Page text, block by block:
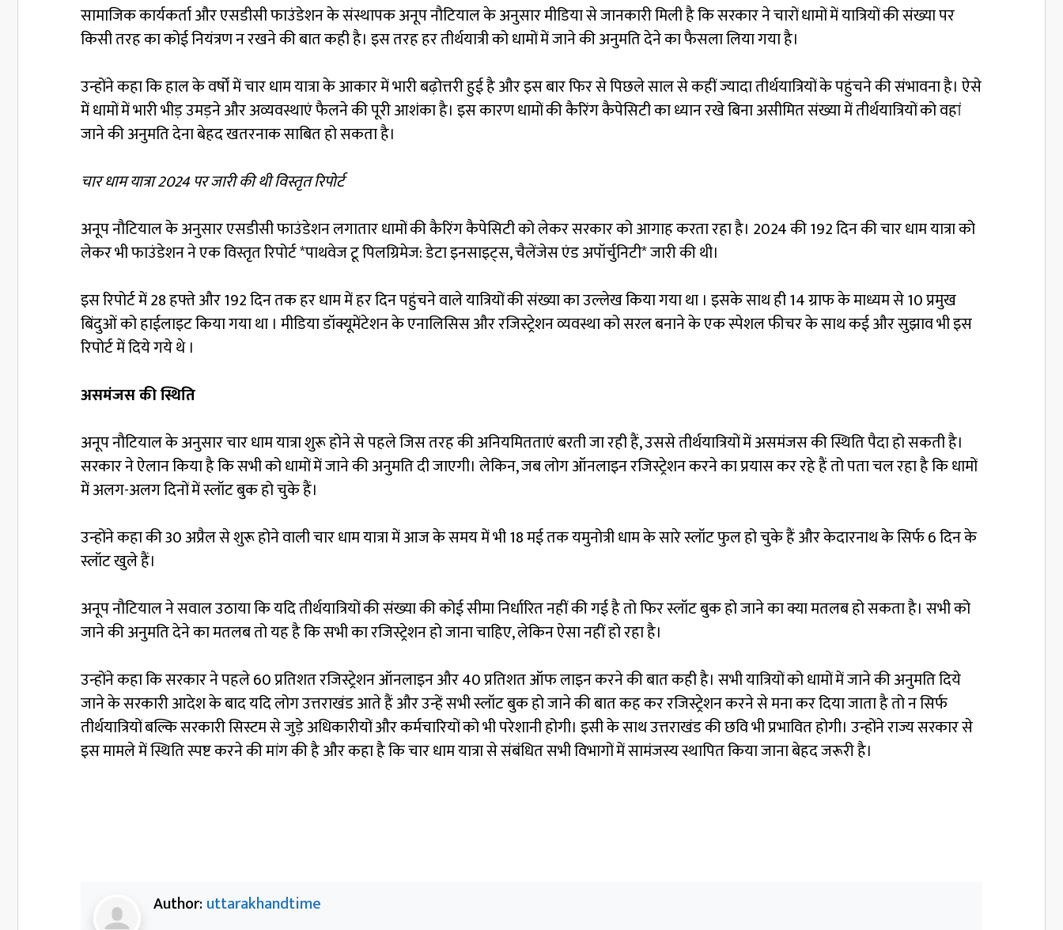
सामाजिक कार्यकर्ता और एसडीसी फाउंडेशन के संस्थापक अनूप नौटियाल के अनुसार मीडिया से जानकारी मिली है कि सरकार ने चारों धामों में यात्रियों की संख्या पर
किसी तरह का कोई नियंत्रण न रखने की बात कही है। इस तरह हर तीर्थयात्री को धामों में जाने की अनुमति देने का फैसला लिया गया है।
उन्होंने कहा कि हाल के वर्षों में चार धाम यात्रा के आकार में भारी बढ़ोत्तरी हुई है और इस बार फिर से पिछले साल से कहीं ज्यादा तीर्थयात्रियों के पहुंचने की संभावना है। ऐसे
में धामों में भारी भीड़ उमड़ने और अव्यवस्थाएं फैलने की पूरी आशंका है। इस कारण धामों की कैरिंग कैपेसिटी का ध्यान रखे बिना असीमित संख्या में तीर्थयात्रियों को वहां
जाने की अनुमति देना बेहद खतरनाक साबित हो सकता है।
चार धाम यात्रा 2024 पर जारी की थी विस्तृत रिपोर्ट
अनूप नौटियाल के अनुसार एसडीसी फाउंडेशन लगातार धामों की कैरिंग कैपेसिटी को लेकर सरकार को आगाह करता रहा है। 2024 की 192 दिन की चार धाम यात्रा को
लेकर भी फाउंडेशन ने एक विस्तृत रिपोर्ट *पाथवेज टू पिलग्रिमेज: डेटा इनसाइट्स, चैलेंजेस एंड अपॉर्चुनिटी* जारी की थी।
इस रिपोर्ट में 28 हफ्ते और 192 दिन तक हर धाम में हर दिन पहुंचने वाले यात्रियों की संख्या का उल्लेख किया गया था । इसके साथ ही 14 ग्राफ के माध्यम से 10 प्रमुख
बिंदुओं को हाईलाइट किया गया था । मीडिया डॉक्यूमेंटेशन के एनालिसिस और रजिस्ट्रेशन व्यवस्था को सरल बनाने के एक स्पेशल फीचर के साथ कई और सुझाव भी इस
रिपोर्ट में दिये गये थे ।
असमंजस की स्थिति
अनूप नौटियाल के अनुसार चार धाम यात्रा शुरू होने से पहले जिस तरह की अनियमितताएं बरती जा रही हैं, उससे तीर्थयात्रियों में असमंजस की स्थिति पैदा हो सकती है।
सरकार ने ऐलान किया है कि सभी को धामों में जाने की अनुमति दी जाएगी। लेकिन, जब लोग ऑनलाइन रजिस्ट्रेशन करने का प्रयास कर रहे हैं तो पता चल रहा है कि धामों
में अलग-अलग दिनों में स्लॉट बुक हो चुके हैं।
उन्होंने कहा की 30 अप्रैल से शुरू होने वाली चार धाम यात्रा में आज के समय में भी 18 मई तक यमुनोत्री धाम के सारे स्लॉट फुल हो चुके हैं और केदारनाथ के सिर्फ 6 दिन के
स्लॉट खुले हैं।
अनूप नौटियाल ने सवाल उठाया कि यदि तीर्थयात्रियों की संख्या की कोई सीमा निर्धारित नहीं की गई है तो फिर स्लॉट बुक हो जाने का क्या मतलब हो सकता है। सभी को
जाने की अनुमति देने का मतलब तो यह है कि सभी का रजिस्ट्रेशन हो जाना चाहिए, लेकिन ऐसा नहीं हो रहा है।
उन्होंने कहा कि सरकार ने पहले 60 प्रतिशत रजिस्ट्रेशन ऑनलाइन और 40 प्रतिशत ऑफ लाइन करने की बात कही है। सभी यात्रियों को धामों में जाने की अनुमति दिये
जाने के सरकारी आदेश के बाद यदि लोग उत्तराखंड आते हैं और उन्हें सभी स्लॉट बुक हो जाने की बात कह कर रजिस्ट्रेशन करने से मना कर दिया जाता है तो न सिर्फ
तीर्थयात्रियों बल्कि सरकारी सिस्टम से जुड़े अधिकारीयों और कर्मचारियों को भी परेशानी होगी। इसी के साथ उत्तराखंड की छवि भी प्रभावित होगी। उन्होंने राज्य सरकार से
इस मामले में स्थिति स्पष्ट करने की मांग की है और कहा है कि चार धाम यात्रा से संबंधित सभी विभागों में सामंजस्य स्थापित किया जाना बेहद जरूरी है।
Author:uttarakhandtime